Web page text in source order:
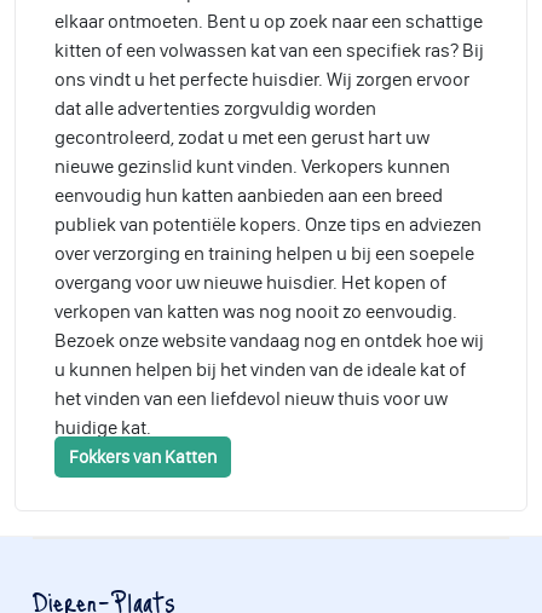
elkaar ontmoeten. Bent u op zoek naar een schattige
kitten of een volwassen kat van een specifiek ras? Bij
ons vindt u het perfecte huisdier. Wij zorgen ervoor
dat alle advertenties zorgvuldig worden
gecontroleerd, zodat u met een gerust hart uw
nieuwe gezinslid kunt vinden. Verkopers kunnen
eenvoudig hun katten aanbieden aan een breed
publiek van potentiële kopers. Onze tips en adviezen
over verzorging en training helpen u bij een soepele
overgang voor uw nieuwe huisdier. Het kopen of
verkopen van katten was nog nooit zo eenvoudig.
Bezoek onze website vandaag nog en ontdek hoe wij
u kunnen helpen bij het vinden van de ideale kat of
het vinden van een liefdevol nieuw thuis voor uw
huidige kat.
Fokkers van Katten
Dieren-Plaats